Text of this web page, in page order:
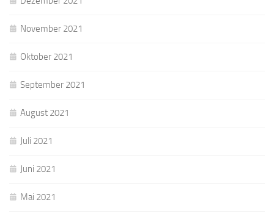
November 2021
Oktober 2021
September 2021
August 2021
Juli 2021
Juni 2021
Mai 2021